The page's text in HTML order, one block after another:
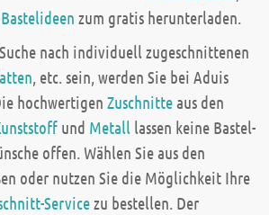
Bastelideen zum gratis herunterladen.
nach individuell zugeschnittenen
, etc. sein, werden Sie bei Aduis
hochwertigen Zuschnitteaus den
und Metall lassen keine Bastel-
offen. Wählen Sie aus den
oder nutzen Sie die Möglichkeit Ihre
Servicezu bestellen. Der